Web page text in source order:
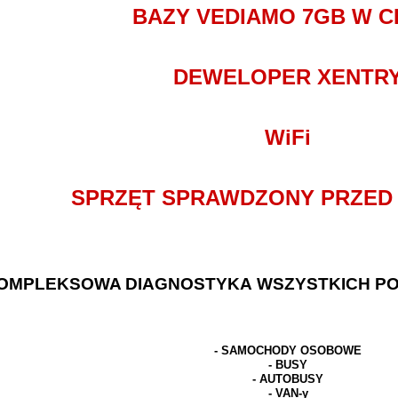
BAZY VEDIAMO 7GB W
DEWELOPER
WiFi
SPRZĘT SPRAWDZONY
DIAGNOSTYKA WSZYSTKICH
- SAMOCHODY OSOBOWE
- BUSY
- AUTOBUSY
- VAN-y